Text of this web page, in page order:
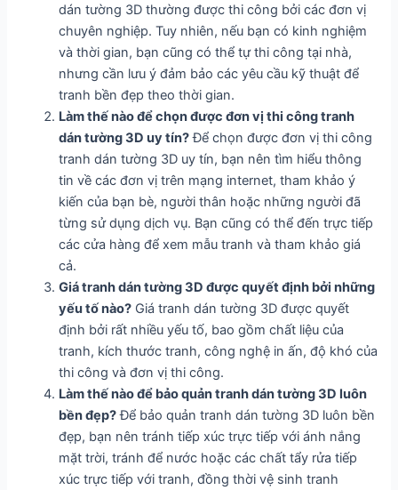
dán tường 3D thường được thi công bởi các đơn vị
chuyên nghiệp. Tuy nhiên, nếu bạn có kinh nghiệm
và thời gian, bạn cũng có thể tự thi công tại nhà,
nhưng cần lưu ý đảm bảo các yêu cầu kỹ thuật để
tranh bền đẹp theo thời gian.
Làm thế nào để chọn được đơn vị thi công tranh
dán tường 3D uy tín?Để chọn được đơn vị thi công
tranh dán tường 3D uy tín, bạn nên tìm hiểu thông
tin về các đơn vị trên mạng internet, tham khảo ý
kiến của bạn bè, người thân hoặc những người đã
từng sử dụng dịch vụ. Bạn cũng có thể đến trực tiếp
các cửa hàng để xem mẫu tranh và tham khảo giá
cả.
Giá tranh dán tường 3D được quyết định bởi những
yếu tố nào? Giá tranh dán tường 3D được quyết
định bởi rất nhiều yếu tố, bao gồm chất liệu của
tranh, kích thước tranh, công nghệ in ấn, độ khó của
thi công và đơn vị thi công.
Làm thế nào để bảo quản tranh dán tường 3D luôn
bền đẹp?Để bảo quản tranh dán tường 3D luôn bền
đẹp, bạn nên tránh tiếp xúc trực tiếp với ánh nắng
mặt trời, tránh để nước hoặc các chất tẩy rửa tiếp
xúc trực tiếp với tranh, đồng thời vệ sinh tranh